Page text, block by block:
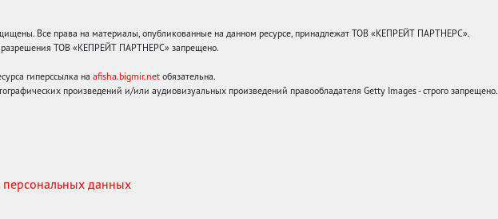
Все права на материалы, опубликованные на данном ресурсе, принадлежат ТОВ «КЕПРЕЙТ ПАРТНЕРС».
разрешения ТОВ «КЕПРЕЙТ ПАРТНЕРС» запрещено.
гиперссылка на afisha.bigmir.net обязательна.
произведений и/или аудиовизуальных произведений правообладателя Getty Images - строго запрещено.
данных